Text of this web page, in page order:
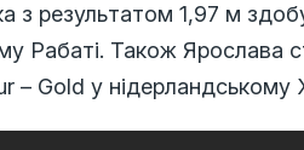
з результатом 1,97 м
Рабаті. Також
– Gold у нідерландському